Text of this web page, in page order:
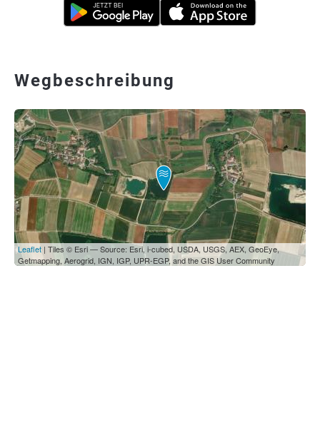
Wegbeschreibung
Leaflet | Tiles © Esri — Source: Esri, i-cubed, USDA, USGS, AEX, GeoEye,
Getmapping, Aerogrid, IGN, IGP, UPR-EGP, and the GIS User Community